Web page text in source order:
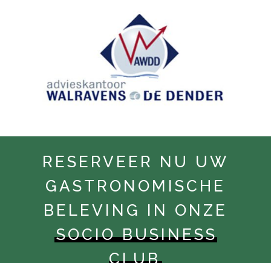
RESERVEER NU UW
GASTRONOMISCHE
BELEVING IN ONZE
SOCIO BUSINESS
CLUB